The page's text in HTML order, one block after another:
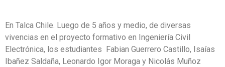
En Talca Chile. Luego de 5 años y medio, de diversas
vivencias en el proyecto formativo en Ingeniería Civil
Electrónica, los estudiantes Fabian Guerrero Castillo, Isaías
Ibañez Saldaña, Leonardo Igor Moraga y Nicolás Muñoz